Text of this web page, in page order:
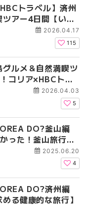
トラベル】済州
アー4日間【いよ
2026.04.17
115
グルメ＆自然満喫ツ
コリア×HBCトラ
2026.04.03
5
DO?釜山編
った！釜山旅行す
2025.06.20
4
DO?済州編
る健康的な旅行】